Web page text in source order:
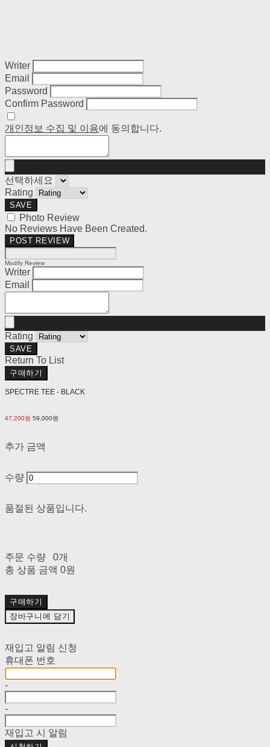
Writer
Email
Password
Confirm Password
개인정보 수집 및 이용에 동의합니다.
선택하세요
Rating
SAVE
Photo Review
No Reviews Have Been Created.
POST REVIEW
Modify Review
Writer
Email
Rating
SAVE
Return To List
구매하기
SPECTRE TEE - BLACK
47,200원 59,000원
추가 금액
수량
품절된 상품입니다.
주문 수량
0개
총 상품 금액 0원
구매하기
장바구니에 담기
재입고 알림 신청
휴대폰 번호
-
-
재입고 시 알림